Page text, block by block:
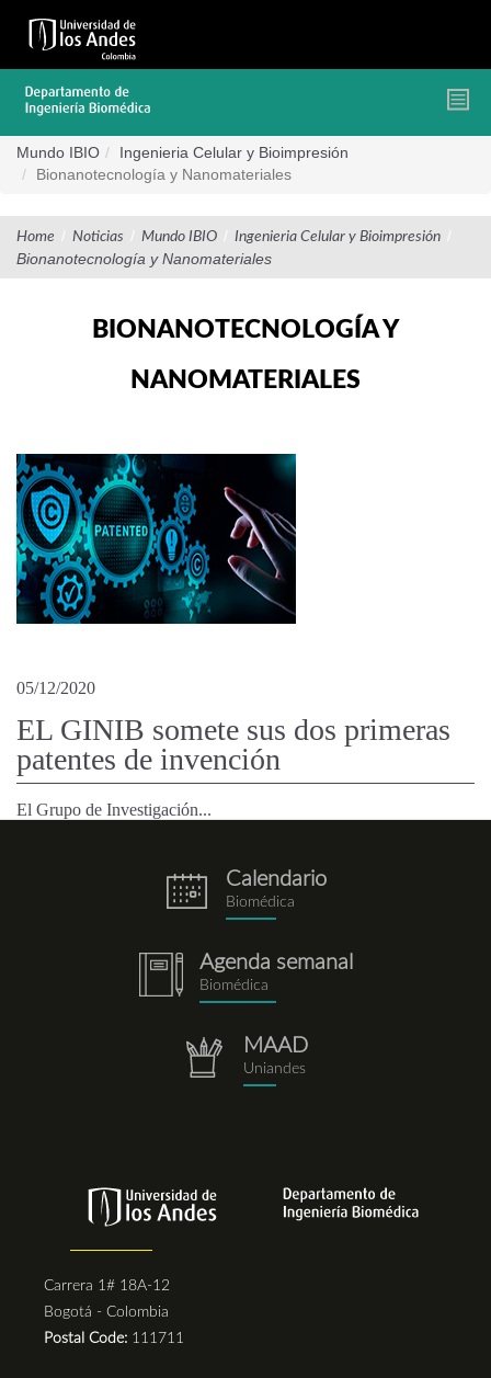
contenido
Mundo IBIO
Ingenieria Celular y Bioimpresión
Bionanotecnología y Nanomateriales
Home / Noticias / Mundo IBIO / Ingenieria Celular y Bioimpresión /
Bionanotecnología y Nanomateriales
BIONANOTECNOLOGÍA Y
NANOMATERIALES
05/12/2020
EL GINIB somete sus dos primeras
patentes de invención
El Grupo de Investigación...
eventos.png
Calendario
Biomédica
notebook.png
Agenda semanal
Biomédica
repositorio.png
MAAD
Uniandes
Carrera 1# 18A-12
Bogotá - Colombia
Postal Code: 111711